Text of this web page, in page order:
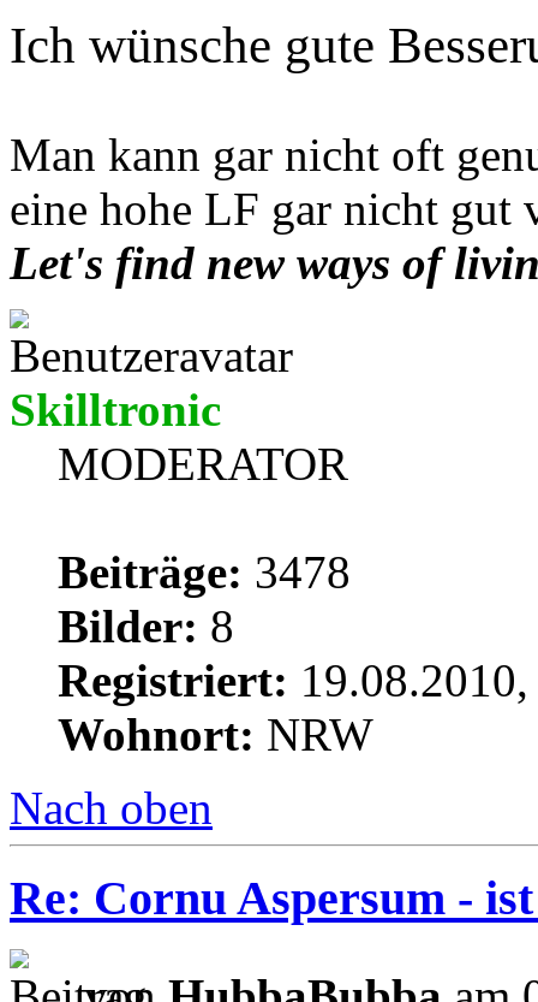
Ich wünsche gute
Man kann gar nicht oft
eine hohe LF gar nicht gut
Let's find new ways of
Skilltronic
MODERATOR
Beiträge: 3478
Bilder: 8
Registriert:
Wohnort: NRW
Nach oben
Re: Cornu Aspersum -